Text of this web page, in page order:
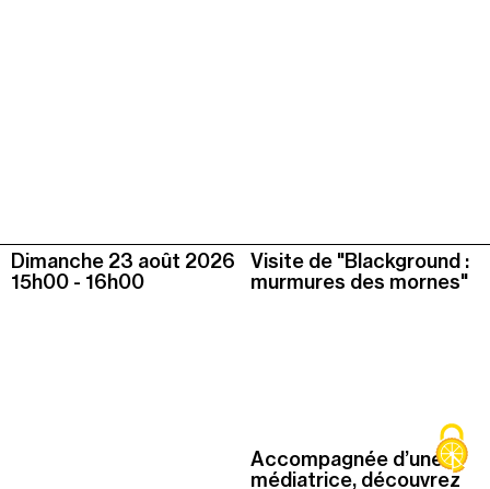
Dimanche 23 août 2026
15h00 - 16h00
Visite de "Blackground :
murmures des mornes"
Accompagnée d’une
médiatrice, découvrez